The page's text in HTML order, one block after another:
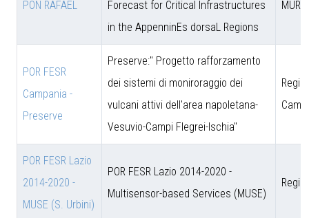
PON RAFAEL
Forecast for Critical Infrastructures
in the AppenninEs dorsaL Regions
MUR
POR FESR
Campania -
Preserve
Preserve:" Progetto rafforzamento
dei sistemi di moniroraggio dei
vulcani attivi dell'area napoletana-
Vesuvio-Campi Flegrei-Ischia"
POR FESR Lazio
2014-2020 -
MUSE (S. Urbini)
POR FESR Lazio 2014-2020 -
Multisensor-based Services (MUSE)